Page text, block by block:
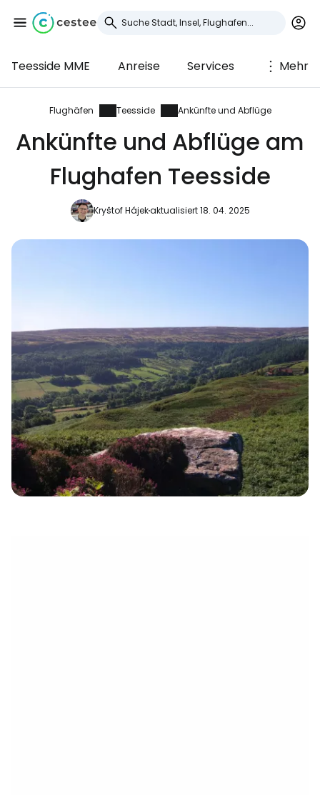
Teesside MME Anreise Services Mehr
Flughäfen Teesside Ankünfte und Abflüge
Ankünfte und Abflüge am
Flughafen Teesside
Kryštof Hájekaktualisiert 18. 04. 2025
Anmeldung bei
Cestee
... die weltweite Reise-Community